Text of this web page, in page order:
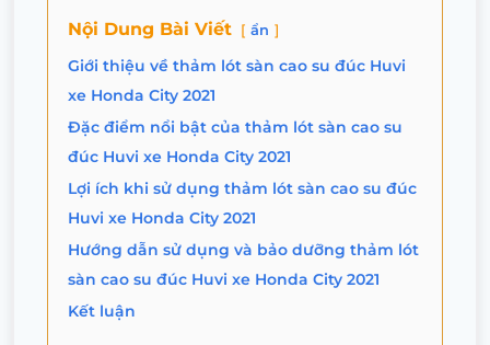
Nội Dung Bài Viết ẩn
Giới thiệu về thảm lót sàn cao su đúc Huvi
xe Honda City 2021
Đặc điểm nổi bật của thảm lót sàn cao su
đúc Huvi xe Honda City 2021
Lợi ích khi sử dụng thảm lót sàn cao su đúc
Huvi xe Honda City 2021
Hướng dẫn sử dụng và bảo dưỡng thảm lót
sàn cao su đúc Huvi xe Honda City 2021
Kết luận